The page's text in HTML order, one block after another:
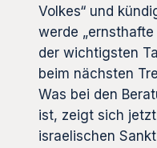
Volkes“ und
werde
der wichtigsten
beim nächsten
Was bei den
ist, zeigt sich
israelischen